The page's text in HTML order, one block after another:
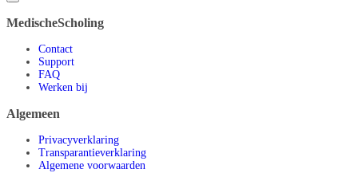
MedischeScholing
Contact
Support
FAQ
Werken bij
Algemeen
Privacyverklaring
Transparantieverklaring
Algemene voorwaarden